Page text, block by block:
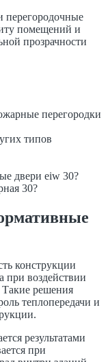
перегородочные
помещений и
прозрачности
перегородки
типов
двери eiw 30?
30?
конструкции
при воздействии
Такие решения
теплопередачи и
результатами
при